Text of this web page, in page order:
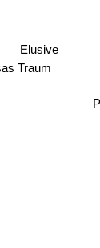
Traum
Elusive